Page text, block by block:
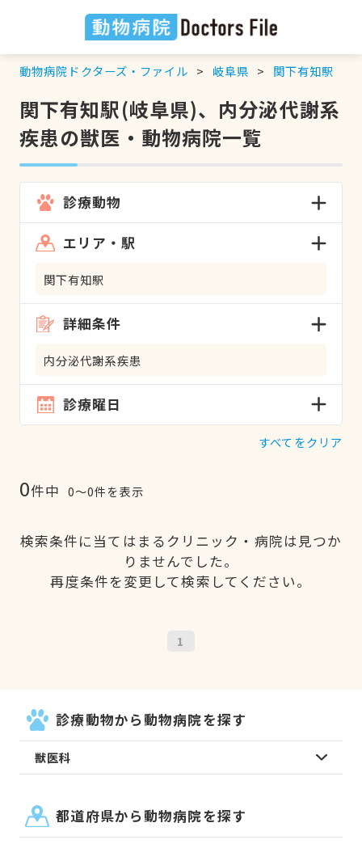
動物病院ドクターズ・ファイル 岐阜県 関下有知駅
関下有知駅(岐阜県)、内分泌代謝系
疾患の獣医・動物病院一覧
診療動物
エリア・駅
関下有知駅
詳細条件
内分泌代謝系疾患
診療曜日
すべてをクリア
0件中 0〜0件を表示
検索条件に当てはまるクリニック・病院は見つか
りませんでした。
再度条件を変更して検索してください。
1
診療動物から動物病院を探す
獣医科
都道府県から動物病院を探す